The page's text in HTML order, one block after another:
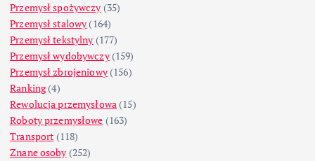
Przemysł spożywczy (35)
Przemysł stalowy (164)
Przemysł tekstylny (177)
Przemysł wydobywczy(159)
Przemysł zbrojeniowy(156)
Ranking(4)
Rewolucja przemysłowa (15)
Roboty przemysłowe (163)
Transport (118)
Znane osoby (252)